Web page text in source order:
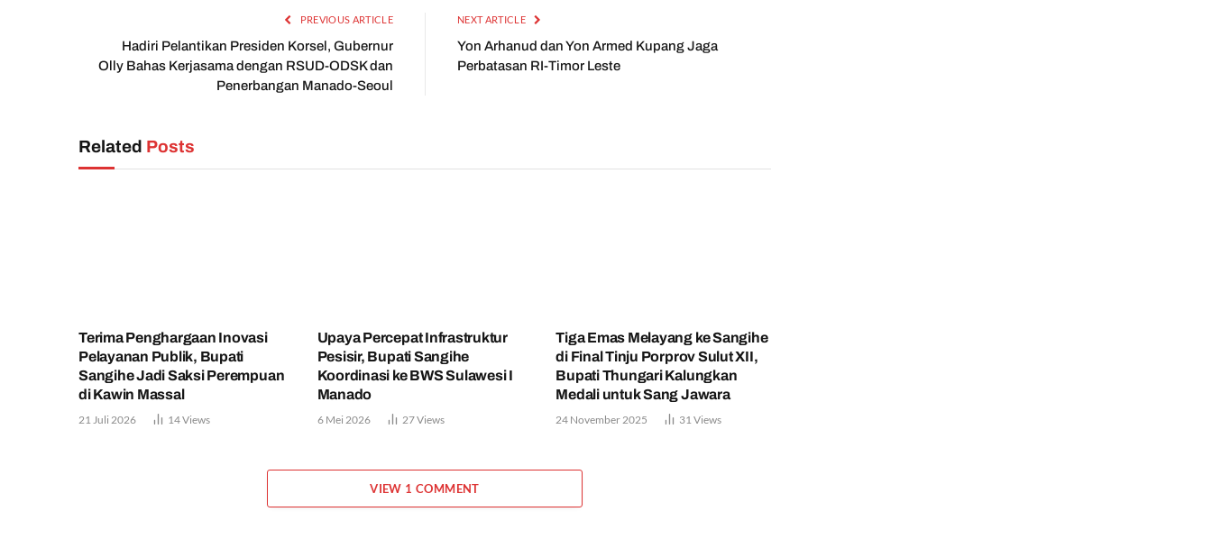
PREVIOUS ARTICLE
Hadiri Pelantikan Presiden Korsel, Gubernur
Olly Bahas Kerjasama dengan RSUD-ODSK dan
Penerbangan Manado-Seoul
NEXT ARTICLE
Yon Arhanud dan Yon Armed Kupang Jaga
Perbatasan RI-Timor Leste
Related Posts
Terima Penghargaan Inovasi
Pelayanan Publik, Bupati
Sangihe Jadi Saksi Perempuan
di Kawin Massal
21 Juli 2026 14Views
Upaya Percepat Infrastruktur
Pesisir, Bupati Sangihe
Koordinasi ke BWS Sulawesi I
Manado
6 Mei 2026 27Views
Tiga Emas Melayang ke Sangihe
di Final Tinju Porprov Sulut XII,
Bupati Thungari Kalungkan
Medali untuk Sang Jawara
24 November 2025 31Views
VIEW 1 COMMENT